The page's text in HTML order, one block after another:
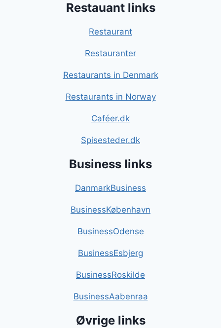
Restauant links
Restaurant
Restauranter
Restaurants in Denmark
Restaurants in Norway
Caféer.dk
Spisesteder.dk
Business links
DanmarkBusiness
BusinessKøbenhavn
BusinessOdense
BusinessEsbjerg
BusinessRoskilde
BusinessAabenraa
Øvrige links